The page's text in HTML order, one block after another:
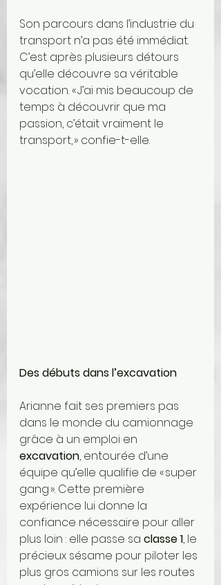
Son parcours dans l’industrie du
transport n’a pas été immédiat.
C’est après plusieurs détours
qu’elle découvre sa véritable
vocation. « J’ai mis beaucoup de
temps à découvrir que ma
passion, c’était vraiment le
transport, » confie-t-elle.
Des débuts dans l’excavation
Arianne fait ses premiers pas
dans le monde du camionnage
grâce à un emploi en
excavation, entourée d’une
équipe qu’elle qualifie de « super
gang ». Cette première
expérience lui donne la
confiance nécessaire pour aller
plus loin : elle passe sa classe 1, le
précieux sésame pour piloter les
plus gros camions sur les routes